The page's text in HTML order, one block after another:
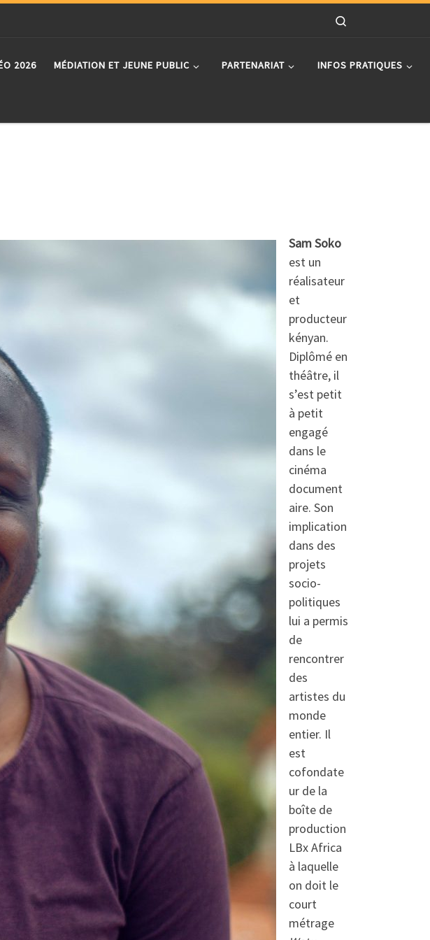
2026 MÉDIATION ET JEUNE PUBLIC PARTENARIAT INFOS PRATIQUES
Sam Soko
est un
réalisateur
et
producteur
kényan.
Diplômé en
théâtre, il
s’est petit
à petit
engagé
dans le
cinéma
document
aire. Son
implication
dans des
projets
socio-
politiques
lui a permis
de
rencontrer
des
artistes du
monde
entier. Il
est
cofondate
ur de la
boîte de
production
LBx Africa
à laquelle
on doit le
court
métrage